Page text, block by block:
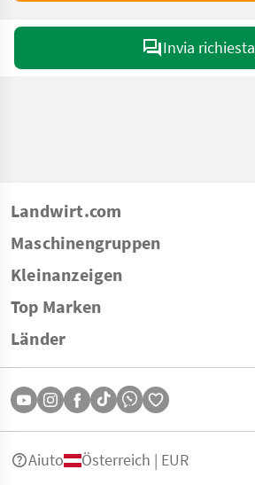
Invia richiesta
Landwirt.com
Maschinengruppen
Kleinanzeigen
Top Marken
Länder
Aiuto Österreich | EUR